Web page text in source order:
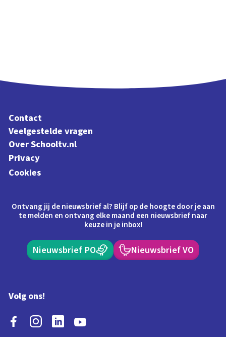
Contact
Veelgestelde vragen
Over Schooltv.nl
Privacy
Cookies
Ontvang jij de nieuwsbrief al? Blijf op de hoogte door je aan
te melden en ontvang elke maand een nieuwsbrief naar
keuze in je inbox!
Nieuwsbrief PO Nieuwsbrief VO
Volg ons!